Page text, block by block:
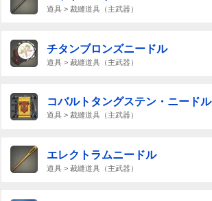
道具 > 裁縫道具（主武器）
チタンブロンズニードル
道具 > 裁縫道具（主武器）
コバルトタングステン・ニードル
道具 > 裁縫道具（主武器）
エレクトラムニードル
道具 > 裁縫道具（主武器）